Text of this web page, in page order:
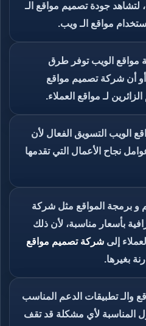
لتشاهد جودة تصميم مواقع الـ
مواقع الـ ويب.
الويب توفر طرق
أو أن شركة تصميم مواقع
الزائرين لـ مواقع العملاء.
الويب التسويق الفعال لأن
نجاح الأعمال التي تقدمها
و برمجة المواقع مثل شركة
بأسعار مناسبة، لأن ذلك
إلى شركة تصميم مواقع
بغيرها.
والـ تطبيقات الدعم المناسب
المناسبة لأي مشكلة قد تقف